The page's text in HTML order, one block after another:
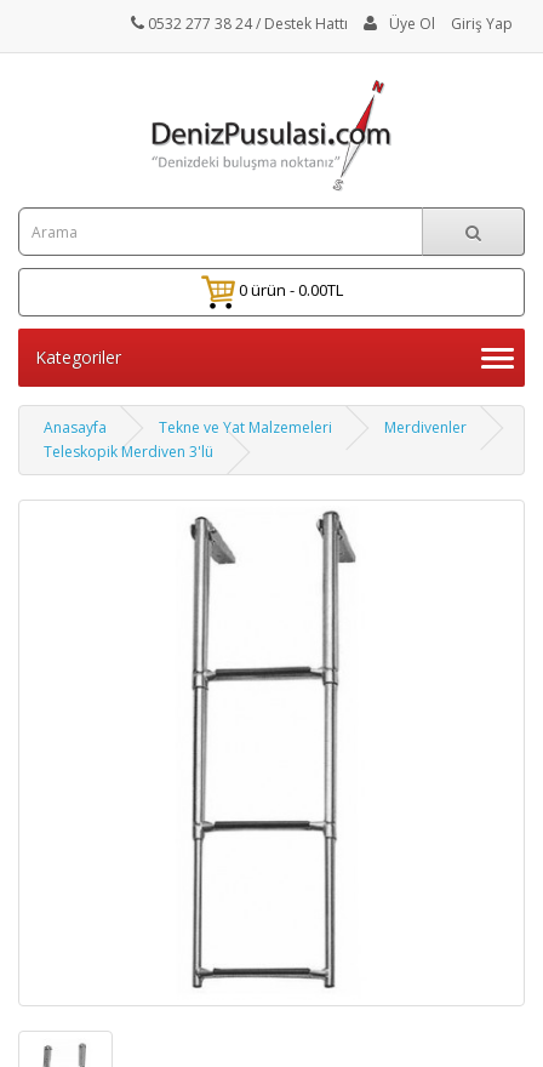
0532 277 38 24/ Destek Hattı Üye Ol Giriş Yap
0 ürün - 0.00TL
Kategoriler
Anasayfa Tekne ve Yat Malzemeleri
Merdivenler
Teleskopik Merdiven 3'lü